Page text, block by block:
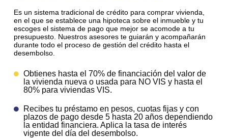
Es un sistema tradicional de crédito para comprar vivienda,
en el que se establece una hipoteca sobre el inmueble y tu
escoges el sistema de pago que mejor se acomode a tu
presupuesto. Nuestros asesores te guiarán y acompañarán
durante todo el proceso de gestión del crédito hasta el
desembolso.
Obtienes hasta el 70% de financiación del valor de
la vivienda nueva o usada para NO VIS y hasta el
80% para viviendas VIS.
Recibes tu préstamo en pesos, cuotas fijas y con
plazos de pago desde 5 hasta 20 años dependiendo
la entidad financiera. Aplica la tasa de interés
vigente del día del desembolso.